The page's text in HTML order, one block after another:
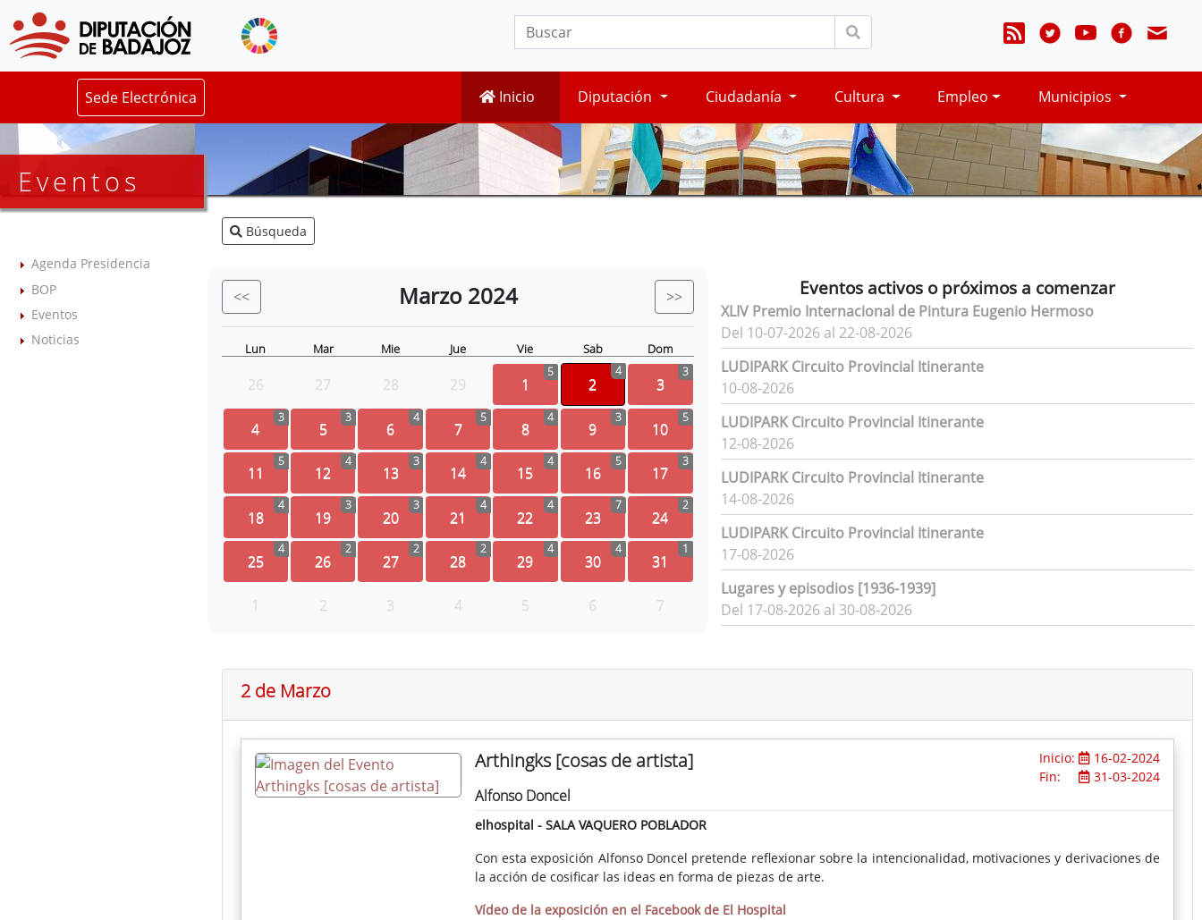
Sede Electrónica Inicio Diputación Ciudadanía Cultura Empleo Municipios
Eventos
Agenda Presidencia
BOP
Eventos
Noticias
Búsqueda
<< Marzo 2024 >>
Lun Mar Mie Jue Vie Sab Dom
26 27 28 29 1
5
2
4
3
3
4
3
5
3
6
4
7
5
8
4
9
3
10
5
11
5
12
4
13
3
14
4
15
4
16
5
17
3
18
4
19
3
20
3
21
4
22
4
23
7
24
2
25
4
26
2
27
2
28
2
29
4
30
4
31
1
1 2 3 4 5 6 7
Eventos activos o próximos a comenzar
XLIV Premio Internacional de Pintura Eugenio Hermoso
Del 10-07-2026 al 22-08-2026
LUDIPARK Circuito Provincial Itinerante
10-08-2026
LUDIPARK Circuito Provincial Itinerante
12-08-2026
LUDIPARK Circuito Provincial Itinerante
14-08-2026
LUDIPARK Circuito Provincial Itinerante
17-08-2026
Lugares y episodios [1936-1939]
Del 17-08-2026 al 30-08-2026
2 de Marzo
Arthingks [cosas de artista] Inicio:
16-02-2024
Fin:
31-03-2024
Alfonso Doncel
elhospital - SALA VAQUERO POBLADOR
Con esta exposición Alfonso Doncel pretende reflexionar sobre la intencionalidad, motivaciones y derivaciones de
la acción de cosificar las ideas en forma de piezas de arte.
Vídeo de la exposición en el Facebook de El Hospital